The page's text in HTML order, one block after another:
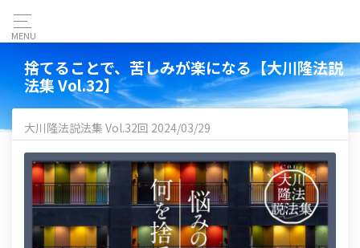
MENU
捨てることで、苦しみが楽になる【大川隆法説
法集 Vol.32】
大川隆法説法集 Vol.32回 2024/03/29